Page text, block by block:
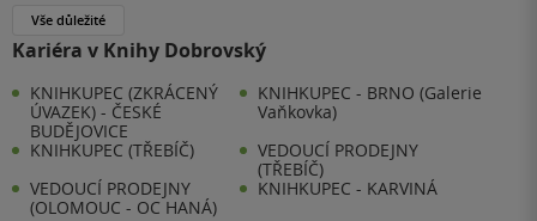
Vše důležité
Kariéra v Knihy Dobrovský
KNIHKUPEC (ZKRÁCENÝ
ÚVAZEK) - ČESKÉ
BUDĚJOVICE
KNIHKUPEC - BRNO (Galerie
Vaňkovka)
KNIHKUPEC (TŘEBÍČ)
VEDOUCÍ PRODEJNY
(TŘEBÍČ)
VEDOUCÍ PRODEJNY
(OLOMOUC - OC HANÁ)
KNIHKUPEC - KARVINÁ